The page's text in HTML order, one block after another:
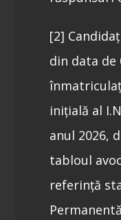
[2]
din data de
inițială al
anul 2026,
tabloul
referință